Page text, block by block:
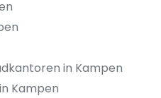
in Kampen
Kampen